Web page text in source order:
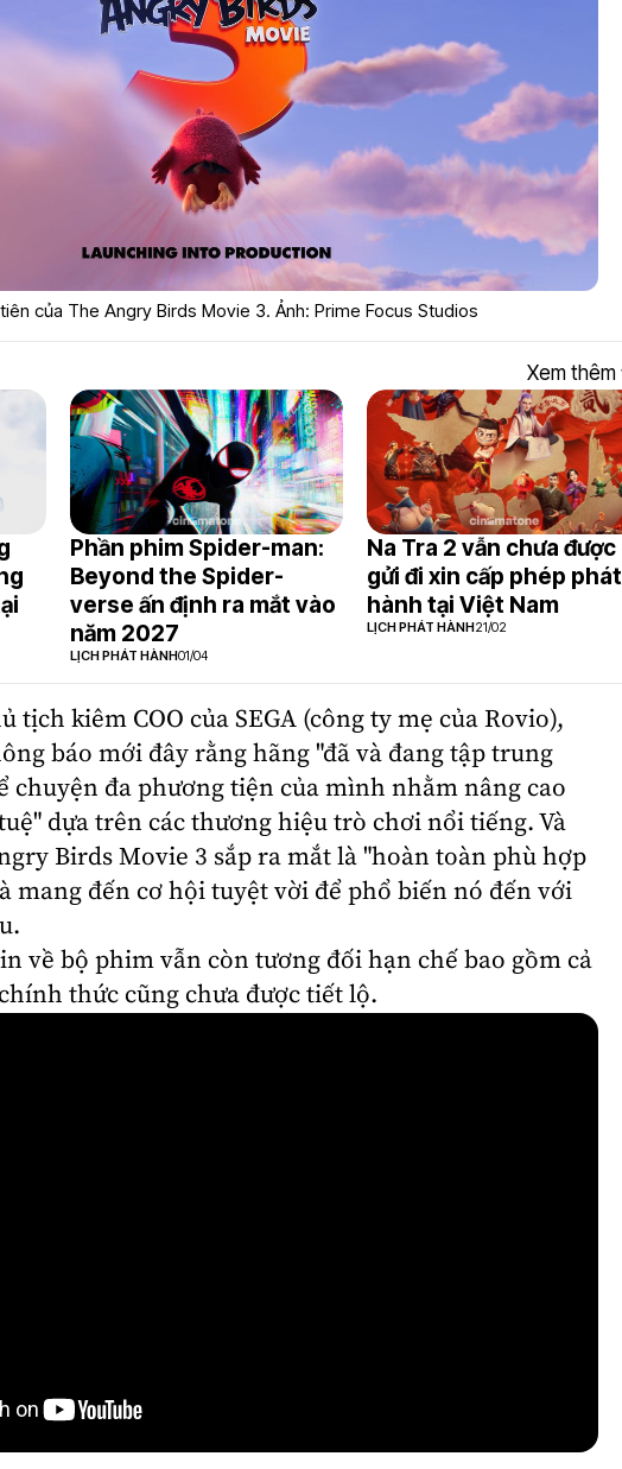
của The Angry Birds Movie 3. Ảnh: Prime Focus Studios
Xem thêm
Phần phim Spider-man:
Beyond the Spider-
verse ấn định ra mắt vào
năm 2027
LỊCH PHÁT HÀNH01/04
Na Tra 2 vẫn chưa được
gửi đi xin cấp phép phát
hành tại Việt Nam
LỊCH PHÁT HÀNH21/02
tịch kiêm COO của SEGA (công ty mẹ của Rovio),
báo mới đây rằng hãng "đã và đang tập trung
chuyện đa phương tiện của mình nhằm nâng cao
dựa trên các thương hiệu trò chơi nổi tiếng. Và
Birds Movie 3 sắp ra mắt là "hoàn toàn phù hợp
mang đến cơ hội tuyệt vời để phổ biến nó đến với
về bộ phim vẫn còn tương đối hạn chế bao gồm cả
thức cũng chưa được tiết lộ.